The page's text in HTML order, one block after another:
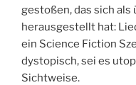
gestoßen, das sich
herausgestellt hat:
ein Science Fiction
dystopisch, sei es
Sichtweise.